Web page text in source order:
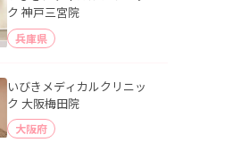
ク 神戸三宮院
兵庫県
いびきメディカルクリニッ
ク 大阪梅田院
大阪府